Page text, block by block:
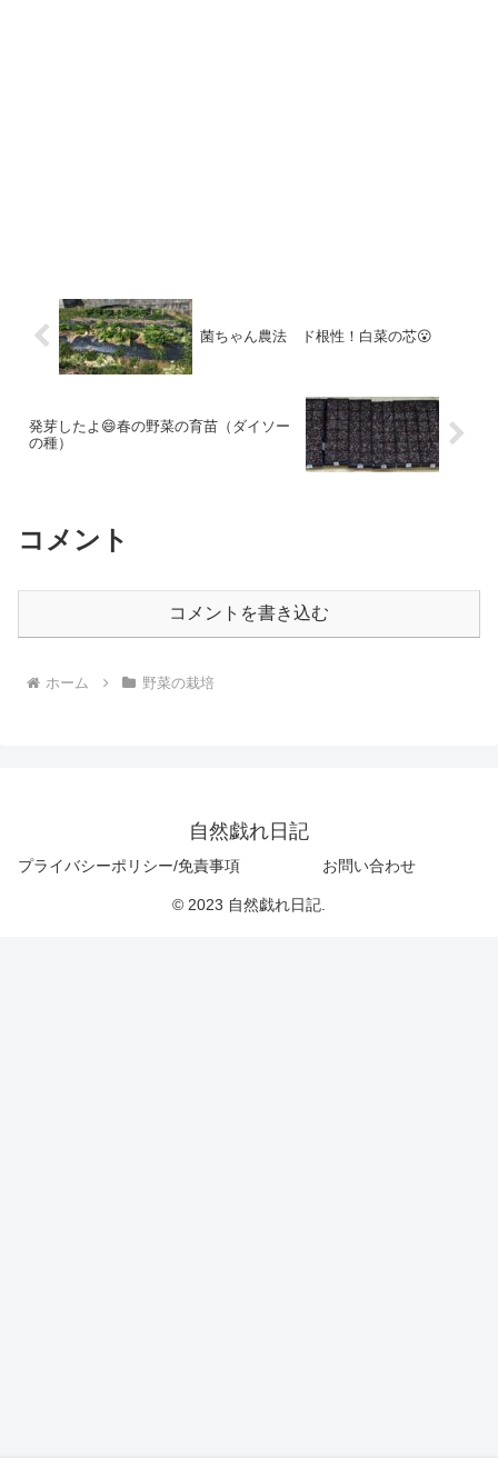
菌ちゃん農法 ド根性！白菜の芯😮
発芽したよ😄春の野菜の育苗（ダイソー
の種）
コメント
コメントを書き込む
ホーム 野菜の栽培
自然戯れ日記
プライバシーポリシー/免責事項 お問い合わせ
© 2023 自然戯れ日記.